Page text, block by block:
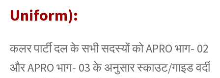
Uniform):
कलर पार्टी दल के सभी सदस्यों को APRO भाग- 02
और APRO भाग- 03 के अनुसार स्काउट/गाइड वर्दी